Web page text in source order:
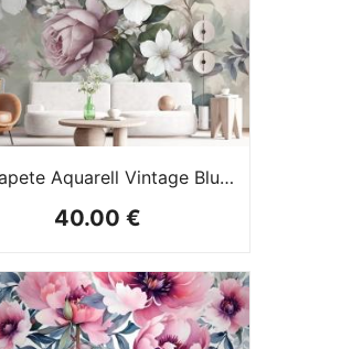
Fototapete Aquarell Vintage Blume
40.00 €